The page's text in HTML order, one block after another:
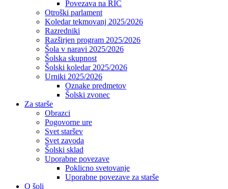
Povezava na RIC
Otroški parlament
Koledar tekmovanj 2025/2026
Razredniki
Razširjen program 2025/2026
Šola v naravi 2025/2026
Šolska skupnost
Šolski koledar 2025/2026
Urniki 2025/2026
Oznake predmetov
Šolski zvonec
Za starše
Obrazci
Pogovorne ure
Svet staršev
Svet zavoda
Šolski sklad
Uporabne povezave
Poklicno svetovanje
Uporabne povezave za starše
O šoli